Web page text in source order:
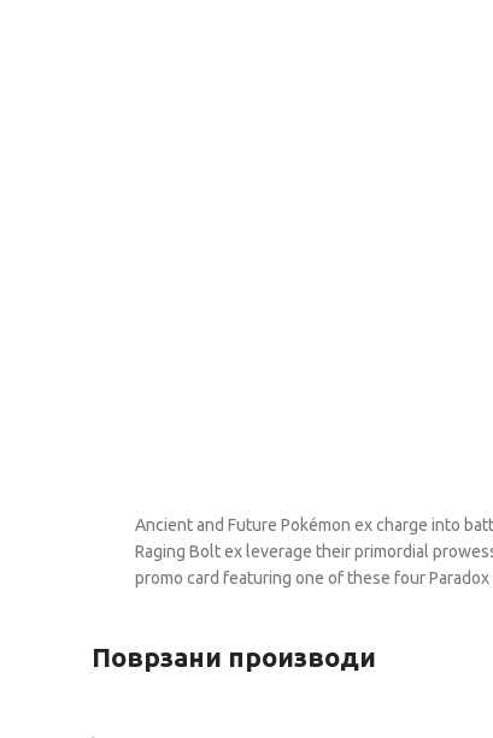
Ancient and Future Pokémon ex charge into
Raging Bolt ex leverage their primordial
promo card featuring one of these four
Поврзани производи